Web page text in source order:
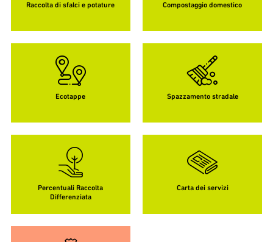
Raccolta di sfalci e potature Compostaggio domestico
Ecotappe Spazzamento stradale
Percentuali Raccolta
Differenziata
Carta dei servizi